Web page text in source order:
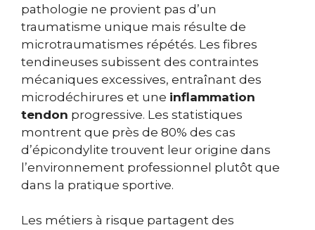
pathologie ne provient pas d’un
traumatisme unique mais résulte de
microtraumatismes répétés. Les fibres
tendineuses subissent des contraintes
mécaniques excessives, entraînant des
microdéchirures et une inflammation
tendon progressive. Les statistiques
montrent que près de 80% des cas
d’épicondylite trouvent leur origine dans
l’environnement professionnel plutôt que
dans la pratique sportive.
Les métiers à risque partagent des